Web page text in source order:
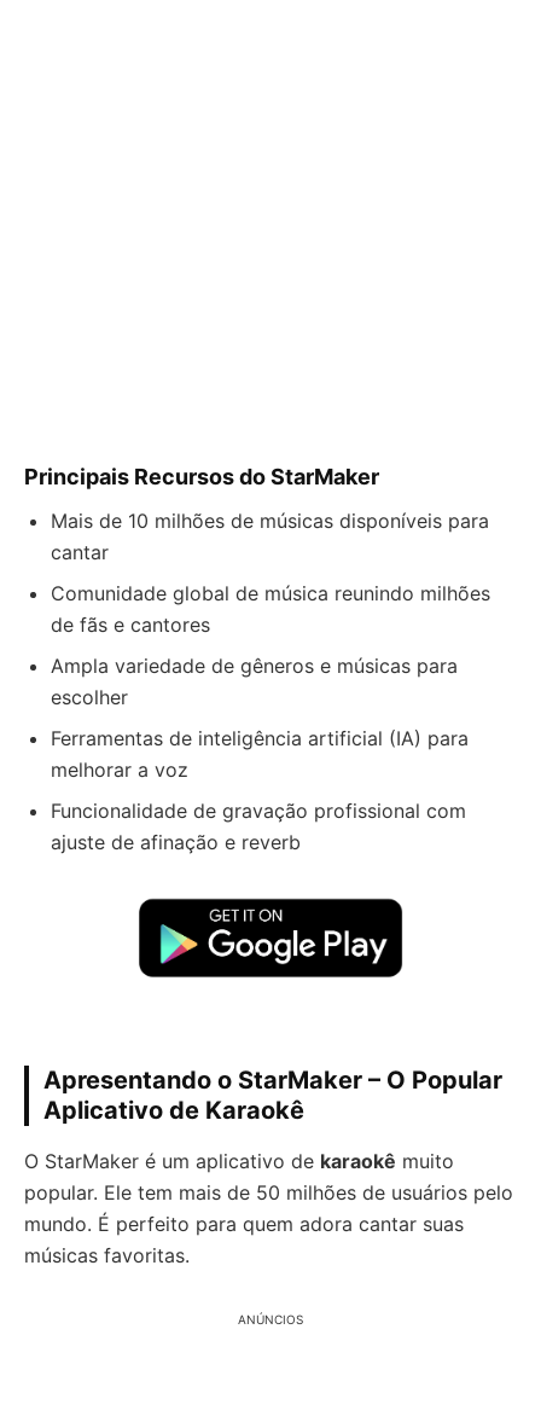
Principais Recursos do StarMaker
Mais de 10 milhões de músicas disponíveis para
cantar
Comunidade global de música reunindo milhões
de fãs e cantores
Ampla variedade de gêneros e músicas para
escolher
Ferramentas de inteligência artificial (IA) para
melhorar a voz
Funcionalidade de gravação profissional com
ajuste de afinação e reverb
Apresentando o StarMaker – O Popular
Aplicativo de Karaokê
O StarMaker é um aplicativo de karaokê muito
popular. Ele tem mais de 50 milhões de usuários pelo
mundo. É perfeito para quem adora cantar suas
músicas favoritas.
ANÚNCIOS